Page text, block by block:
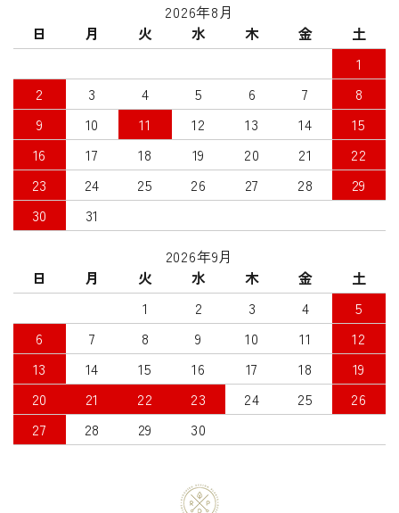
2026年8月
日
月 火 水 木 金
土
1
2
3 4 5 6 7
8
9
10 11 12 13 14
15
16
17 18 19 20 21
22
23
24 25 26 27 28
29
30
31
2026年9月
日
月 火 水 木 金
土
1
2 3 4
5
6
7 8 9 10 11
12
13
14 15 16 17 18
19
20
21 22 23 24 25
26
27
28 29 30